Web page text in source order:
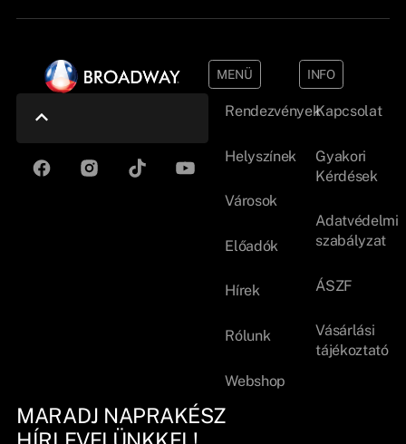
MENÜ
Rendezvények
Helyszínek
Városok
Előadók
Hírek
Rólunk
Webshop
INFO
Kapcsolat
Gyakori
Kérdések
Adatvédelmi
szabályzat
ÁSZF
Vásárlási
tájékoztató
MARADJ NAPRAKÉSZ